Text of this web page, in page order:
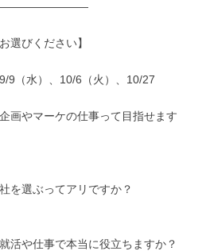
選びください】
9（水）、10/6（火）、10/27
画やマーケの仕事って目指せます
を選ぶってアリですか？
活や仕事で本当に役立ちますか？